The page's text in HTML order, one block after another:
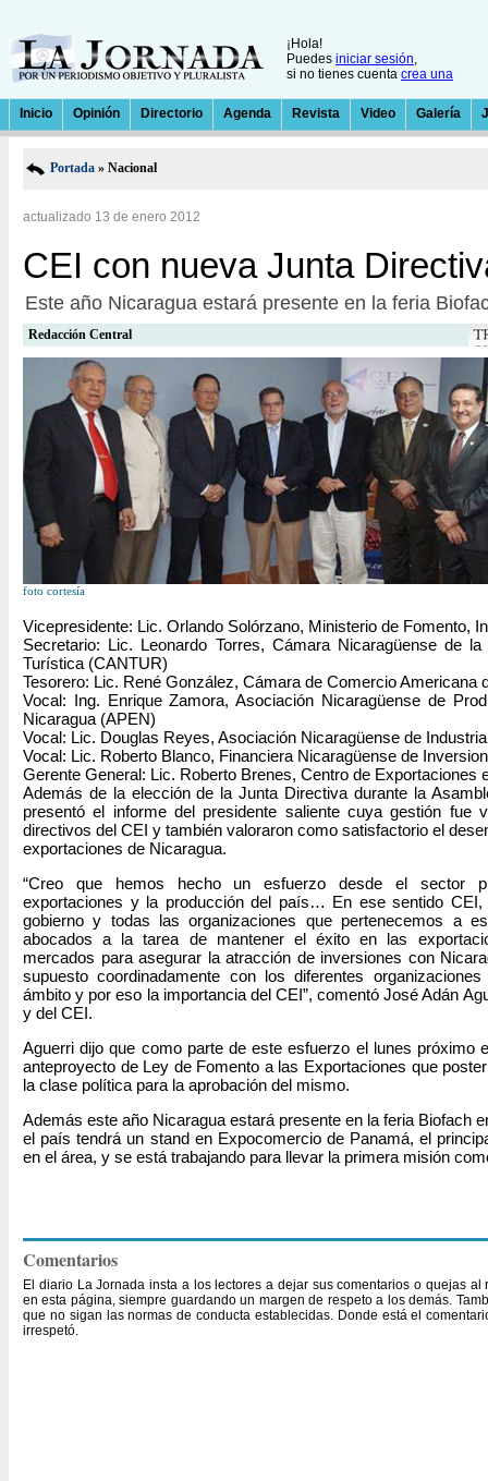
¡Hola!
Puedes iniciar sesión,
si no tienes cuenta crea una
Inicio Opinión Directorio Agenda Revista Video Galería
Portada » Nacional
actualizado 13 de enero 2012
CEI con nueva Junta
Este año Nicaragua estará presente en la feria
Redacción Central
foto cortesía
Vicepresidente: Lic. Orlando Solórzano, Ministerio de Fomento,
Secretario: Lic. Leonardo Torres, Cámara Nicaragüense de
Turística (CANTUR)
Tesorero: Lic. René González, Cámara de Comercio Americana
Vocal: Ing. Enrique Zamora, Asociación Nicaragüense de
Nicaragua (APEN)
Vocal: Lic. Douglas Reyes, Asociación Nicaragüense de
Vocal: Lic. Roberto Blanco, Financiera Nicaragüense de
Gerente General: Lic. Roberto Brenes, Centro de Exportaciones
Además de la elección de la Junta Directiva durante la
presentó el informe del presidente saliente cuya gestión fue
directivos del CEI y también valoraron como satisfactorio el
exportaciones de Nicaragua.
“Creo que hemos hecho un esfuerzo desde el sector
exportaciones y la producción del país… En ese sentido CEI,
gobierno y todas las organizaciones que pertenecemos a
abocados a la tarea de mantener el éxito en las
mercados para asegurar la atracción de inversiones con
supuesto coordinadamente con los diferentes
ámbito y por eso la importancia del CEI”, comentó José Adán
y del CEI.
Aguerri dijo que como parte de este esfuerzo el lunes próximo
anteproyecto de Ley de Fomento a las Exportaciones que
la clase política para la aprobación del mismo.
Además este año Nicaragua estará presente en la feria Biofach
el país tendrá un stand en Expocomercio de Panamá, el
en el área, y se está trabajando para llevar la primera misión
Comentarios
El diario La Jornada insta a los lectores a dejar sus comentarios o quejas
en esta página, siempre guardando un margen de respeto a los demás.
que no sigan las normas de conducta establecidas. Donde está el
irrespetó.